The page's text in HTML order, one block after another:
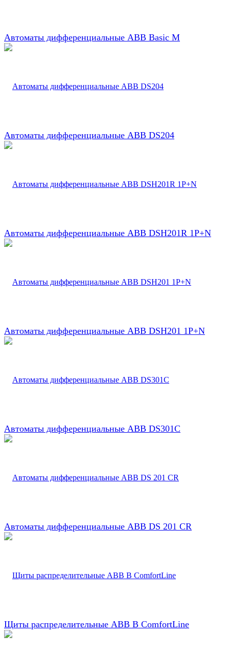
Автоматы дифференциальные ABB Basic M
Автоматы дифференциальные ABB DS204
Автоматы дифференциальные ABB DSH201R 1P+N
Автоматы дифференциальные ABB DSH201 1P+N
Автоматы дифференциальные ABB DS301C
Автоматы дифференциальные ABB DS 201 CR
Щиты распределительные ABB B ComfortLine